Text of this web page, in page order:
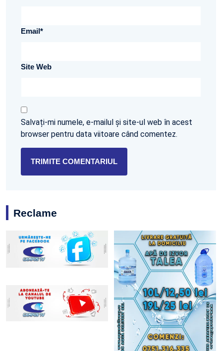
Email*
Site Web
Salvați-mi numele, e-mailul și site-ul web în acest
browser pentru data viitoare când comentez.
Reclame